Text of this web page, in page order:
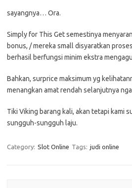
sayangnya… Ora.
Simply for This Get semestinya
bonus, / mereka small disyaratkan
berhasil berfungsi minim ekstra
Bahkan, surprice maksimum yg
menangkan amat rendah selanjutnya
Tiki Viking barang kali, akan tetapi kami
sungguh-sungguh laju.
Category: Slot Online Tags: judi online